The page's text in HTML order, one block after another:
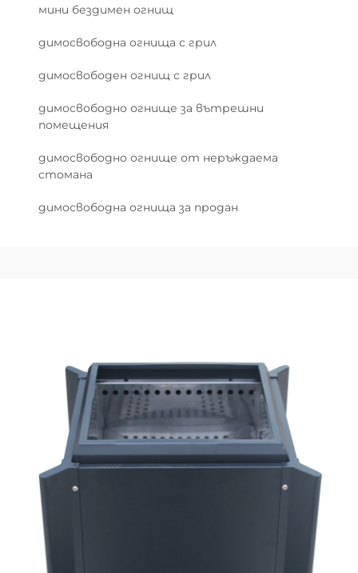
мини бездимен огнищ
димосвободна огнища с грил
димосвободен огнищ с грил
димосвободно огнище за вътрешни
помещения
димосвободно огнище от неръждаема
стомана
димосвободна огнища за продан